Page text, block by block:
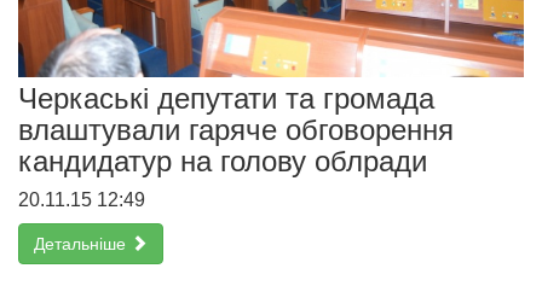
Черкаські депутати та громада
влаштували гаряче обговорення
кандидатур на голову облради
20.11.15 12:49
Детальніше